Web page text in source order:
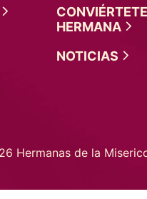
HERMANA
NOTICIAS
Hermanas de la